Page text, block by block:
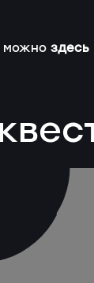
можно здесь